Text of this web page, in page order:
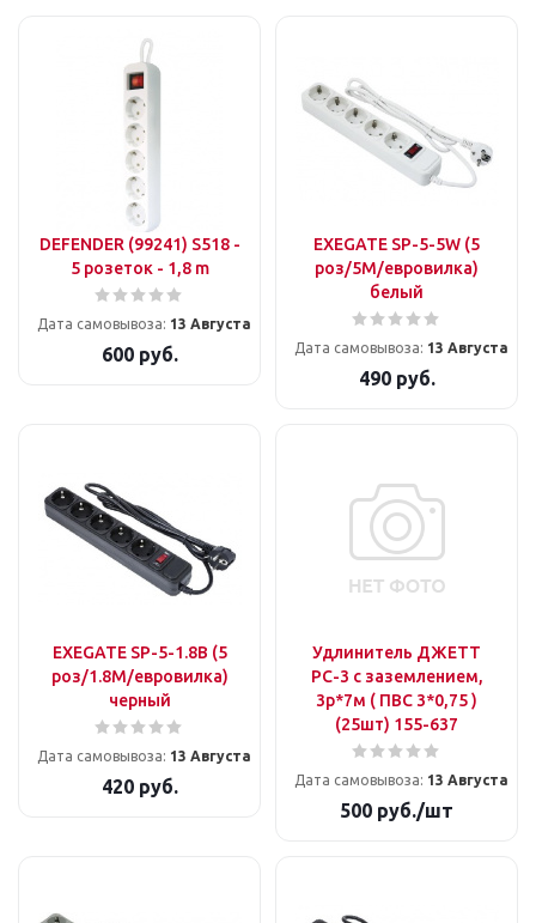
DEFENDER (99241) S518 -
5 розеток - 1,8 m
Дата самовывоза: 13 Августа
600руб.
EXEGATE SP-5-5W (5
роз/5М/евровилка)
белый
Дата самовывоза: 13 Августа
490руб.
EXEGATE SP-5-1.8B (5
роз/1.8M/евровилка)
черный
Дата самовывоза: 13 Августа
420руб.
Удлинитель ДЖЕТТ
РС-3 с заземлением,
3р*7м ( ПВС 3*0,75 )
(25шт) 155-637
Дата самовывоза: 13 Августа
500 руб./шт